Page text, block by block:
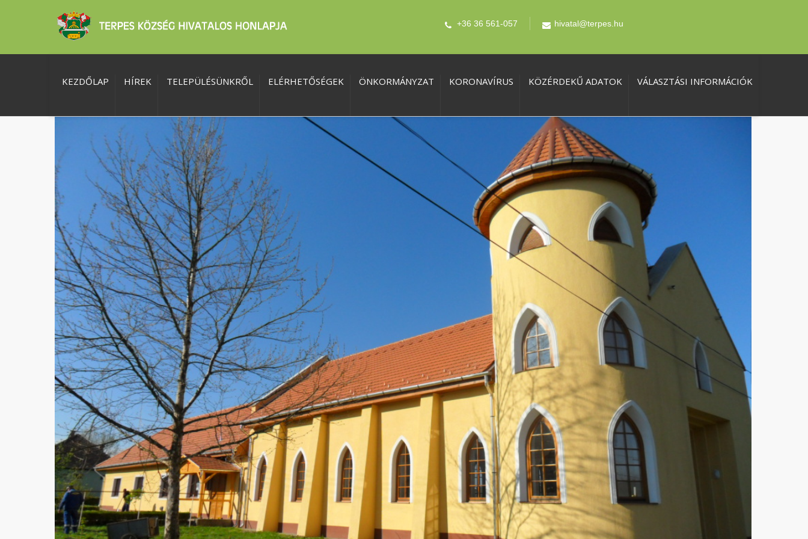
+36 36 561-057 hivatal@terpes.hu
KEZDŐLAP HÍREK TELEPÜLÉSÜNKRŐL ELÉRHETŐSÉGEK ÖNKORMÁNYZAT KORONAVÍRUS KÖZÉRDEKŰ ADATOK VÁLASZTÁSI INFORMÁCIÓK